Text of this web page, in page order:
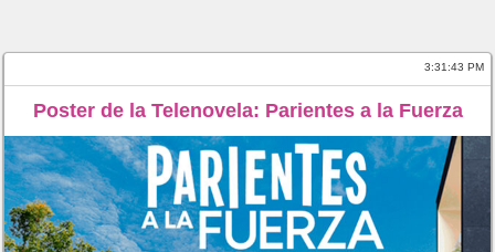
3:31:43 PM
Poster de la Telenovela: Parientes a la Fuerza